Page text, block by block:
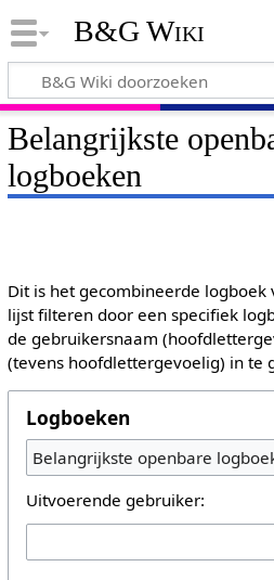
B&G Wiki
Belangrijkste
logboeken
Dit is het gecombineerde logboek
lijst filteren door een specifiek
de gebruikersnaam
(tevens hoofdlettergevoelig) in te
Logboeken
Belangrijkste openbare
Uitvoerende gebruiker: